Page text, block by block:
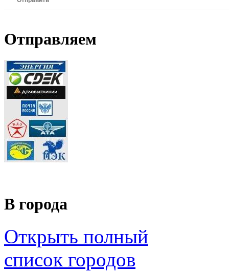
Отправляем
В города
Открыть полный
список городов